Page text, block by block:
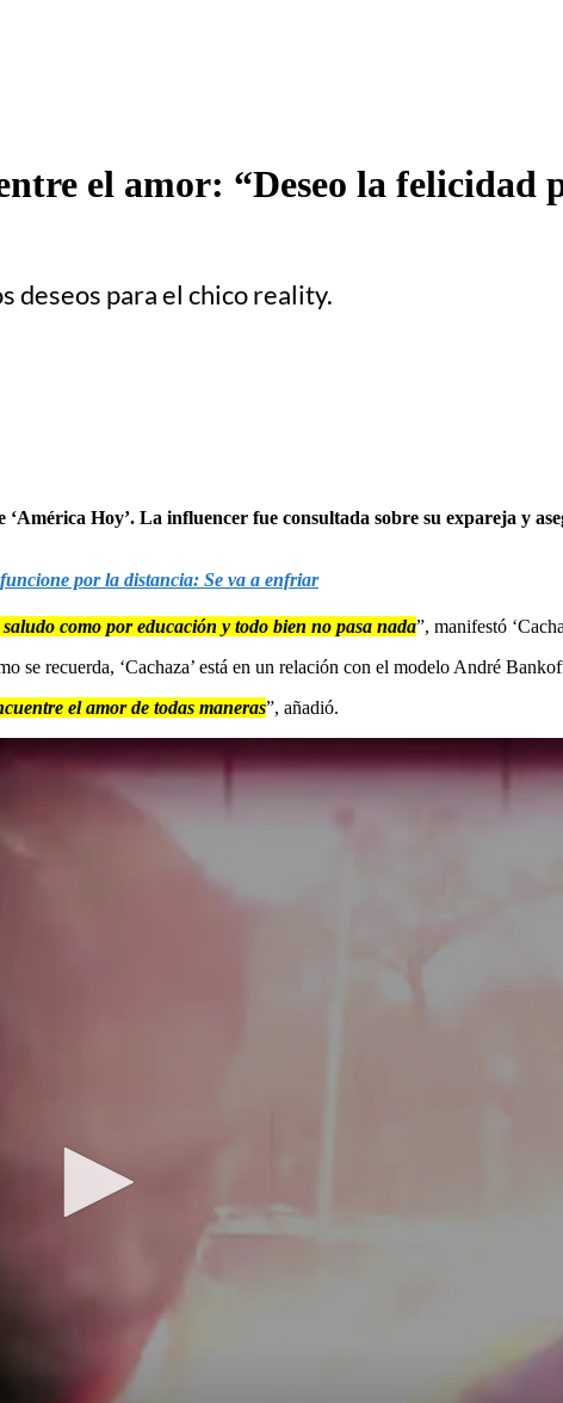
el amor: “Deseo la felicidad
deseos para el chico reality.
Hoy’. La influencer fue consultada sobre su expareja y
por la distancia: Se va a enfriar
como por educación y todo bien no pasa nada”, manifestó
se recuerda, ‘Cachaza’ está en un relación con el modelo André
el amor de todas maneras”, añadió.